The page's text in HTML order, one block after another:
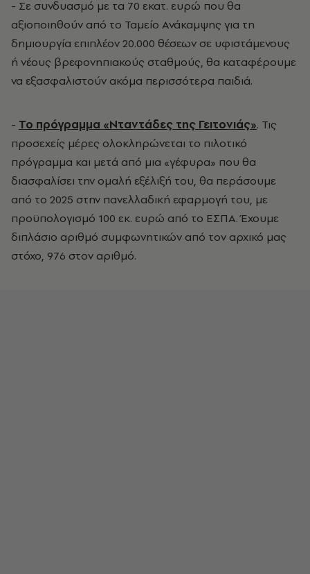
- Σε συνδυασμό με τα 70 εκατ. ευρώ που θα
αξιοποιηθούν από το Ταμείο Ανάκαμψης για τη
δημιουργία επιπλέον 20.000 θέσεων σε υφιστάμενους
ή νέους βρεφονηπιακούς σταθμούς, θα καταφέρουμε
να εξασφαλιστούν ακόμα περισσότερα παιδιά.
- Το πρόγραμμα «Νταντάδες της Γειτονιάς». Τις
προσεχείς μέρες ολοκληρώνεται το πιλοτικό
πρόγραμμα και μετά από μια «γέφυρα» που θα
διασφαλίσει την ομαλή εξέλιξή του, θα περάσουμε
από το 2025 στην πανελλαδική εφαρμογή του, με
προϋπολογισμό 100 εκ. ευρώ από το ΕΣΠΑ. Έχουμε
διπλάσιο αριθμό συμφωνητικών από τον αρχικό μας
στόχο, 976 στον αριθμό.